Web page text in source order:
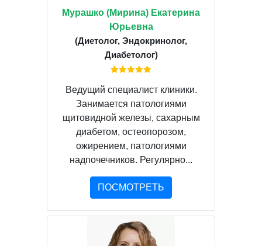
Мурашко (Мирина) Екатерина
Юрьевна
(Диетолог, Эндокринолог,
Диабетолог)
Ведущий специалист клиники.
Занимается патологиями
щитовидной железы, сахарным
диабетом, остеопорозом,
ожирением, патологиями
надпочечников. Регулярно...
ПОСМОТРЕТЬ